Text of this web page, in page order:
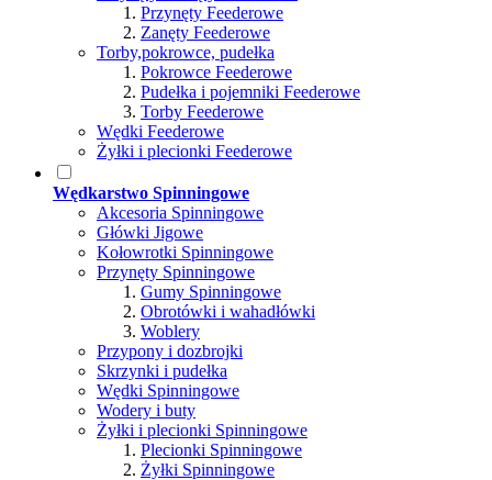
Przynęty Feederowe
Zanęty Feederowe
Torby,pokrowce, pudełka
Pokrowce Feederowe
Pudełka i pojemniki Feederowe
Torby Feederowe
Wędki Feederowe
Żyłki i plecionki Feederowe
Wędkarstwo Spinningowe
Akcesoria Spinningowe
Główki Jigowe
Kołowrotki Spinningowe
Przynęty Spinningowe
Gumy Spinningowe
Obrotówki i wahadłówki
Woblery
Przypony i dozbrojki
Skrzynki i pudełka
Wędki Spinningowe
Wodery i buty
Żyłki i plecionki Spinningowe
Plecionki Spinningowe
Żyłki Spinningowe